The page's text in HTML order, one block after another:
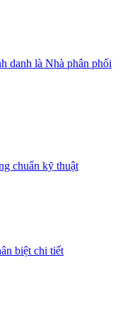
là Nhà phân phối
chuẩn kỹ thuật
biệt chi tiết